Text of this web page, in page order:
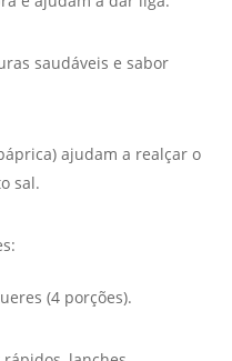
saudáveis e sabor
ajudam a realçar o
sal.
(4 porções).